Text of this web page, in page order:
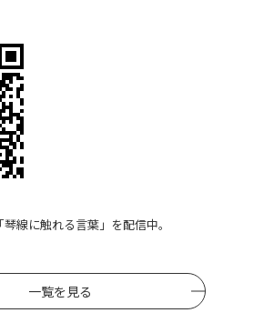
線に触れる言葉」を配信中。
一覧を見る